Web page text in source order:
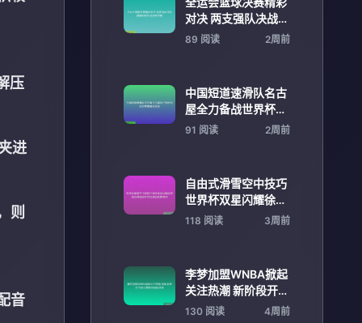
压
进
则
音
对决 两支强队决战巅
峰时刻见证历史荣耀
89 阅读 2周前
中国短道速滑队名古
屋全力备战世界杯日
本站赛事精彩纷呈
91 阅读 2周前
自由式滑雪空中技巧
世界杯双星闪耀徐梦
桃孙佳旭同日夺冠再
118 阅读 3周前
李梦加盟WNBA掀起
关注热潮 新阶段开启
中国女篮球员国际征
130 阅读 4周前